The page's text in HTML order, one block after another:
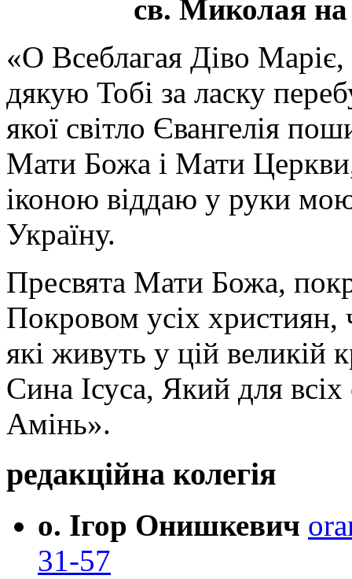
св. Миколая на
«О Всеблагая Діво
дякую Тобі за ласку
якої світло Євангелія
Мати Божа і Мати
іконою віддаю у руки
Україну.
Пресвята Мати Божа,
Покровом усіх християн,
які живуть у цій великій
Сина Ісуса, Який для
Амінь».
редакційна колегія
о. Ігор Онишкевич
31-57